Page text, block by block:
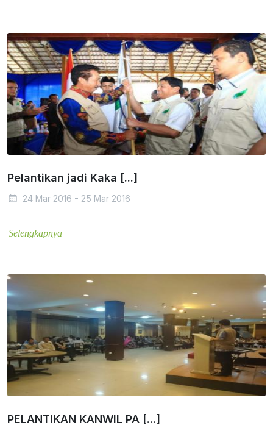
Pelantikan jadi Kaka [...]
24 Mar 2016 - 25 Mar 2016
Selengkapnya
PELANTIKAN KANWIL PA [...]